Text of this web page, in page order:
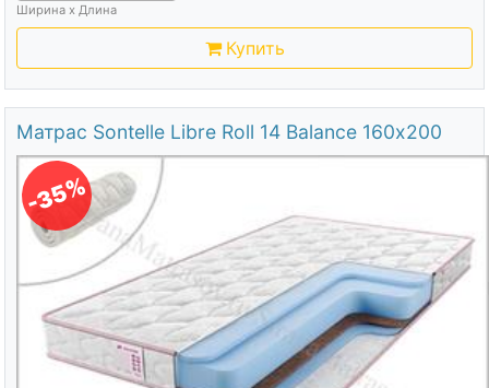
Ширина х Длина
Купить
Матрас Sontelle Libre Roll 14 Balance 160х200
-35%